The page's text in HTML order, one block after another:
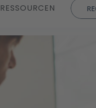
RESSOURCEN